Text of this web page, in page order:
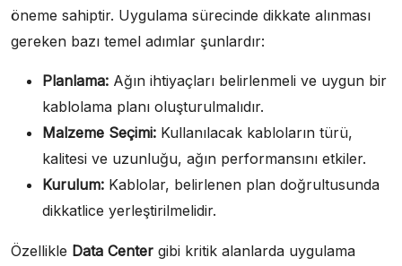
öneme sahiptir. Uygulama sürecinde dikkate alınması
gereken bazı temel adımlar şunlardır:
Planlama: Ağın ihtiyaçları belirlenmeli ve uygun bir
kablolama planı oluşturulmalıdır.
Malzeme Seçimi: Kullanılacak kabloların türü,
kalitesi ve uzunluğu, ağın performansını etkiler.
Kurulum: Kablolar, belirlenen plan doğrultusunda
dikkatlice yerleştirilmelidir.
Özellikle Data Center gibi kritik alanlarda uygulama